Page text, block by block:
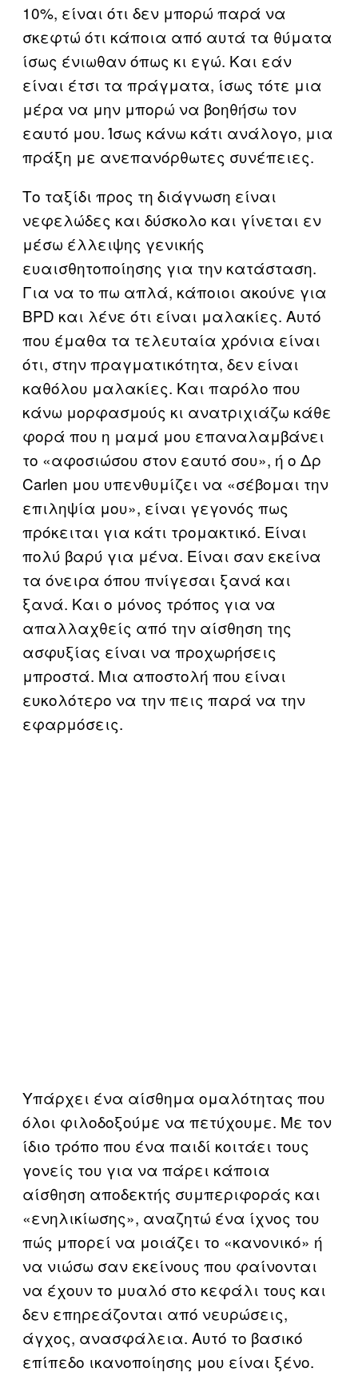
10%, είναι ότι δεν μπορώ παρά να
σκεφτώ ότι κάποια από αυτά τα θύματα
ίσως ένιωθαν όπως κι εγώ. Και εάν
είναι έτσι τα πράγματα, ίσως τότε μια
μέρα να μην μπορώ να βοηθήσω τον
εαυτό μου. Ίσως κάνω κάτι ανάλογο, μια
πράξη με ανεπανόρθωτες συνέπειες.
Το ταξίδι προς τη διάγνωση είναι
νεφελώδες και δύσκολο και γίνεται εν
μέσω έλλειψης γενικής
ευαισθητοποίησης για την κατάσταση.
Για να το πω απλά, κάποιοι ακούνε για
BPD και λένε ότι είναι μαλακίες. Αυτό
που έμαθα τα τελευταία χρόνια είναι
ότι, στην πραγματικότητα, δεν είναι
καθόλου μαλακίες. Και παρόλο που
κάνω μορφασμούς κι ανατριχιάζω κάθε
φορά που η μαμά μου επαναλαμβάνει
το «αφοσιώσου στον εαυτό σου», ή ο Δρ
Carlen μου υπενθυμίζει να «σέβομαι την
επιληψία μου», είναι γεγονός πως
πρόκειται για κάτι τρομακτικό. Είναι
πολύ βαρύ για μένα. Είναι σαν εκείνα
τα όνειρα όπου πνίγεσαι ξανά και
ξανά. Και ο μόνος τρόπος για να
απαλλαχθείς από την αίσθηση της
ασφυξίας είναι να προχωρήσεις
μπροστά. Μια αποστολή που είναι
ευκολότερο να την πεις παρά να την
εφαρμόσεις.
Υπάρχει ένα αίσθημα ομαλότητας που
όλοι φιλοδοξούμε να πετύχουμε. Με τον
ίδιο τρόπο που ένα παιδί κοιτάει τους
γονείς του για να πάρει κάποια
αίσθηση αποδεκτής συμπεριφοράς και
«ενηλικίωσης», αναζητώ ένα ίχνος του
πώς μπορεί να μοιάζει το «κανονικό» ή
να νιώσω σαν εκείνους που φαίνονται
να έχουν το μυαλό στο κεφάλι τους και
δεν επηρεάζονται από νευρώσεις,
άγχος, ανασφάλεια. Αυτό το βασικό
επίπεδο ικανοποίησης μου είναι ξένο.